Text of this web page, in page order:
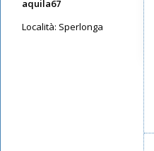
aquila67
Località: Sperlonga